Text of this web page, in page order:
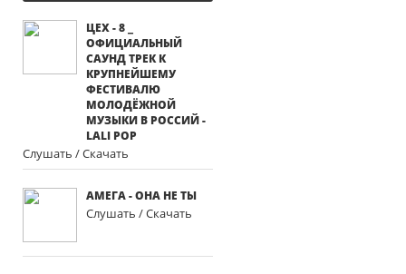
ЦЕХ - 8 _
ОФИЦИАЛЬНЫЙ
САУНД ТРЕК К
КРУПНЕЙШЕМУ
ФЕСТИВАЛЮ
МОЛОДЁЖНОЙ
МУЗЫКИ В РОССИЙ -
LALI POP
Слушать / Скачать
АМЕГА - ОНА НЕ ТЫ
Слушать / Скачать